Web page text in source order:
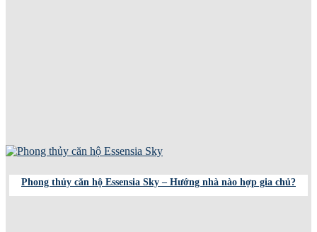
Phong thủy căn hộ Essensia Sky – Hướng nhà nào hợp gia chủ?